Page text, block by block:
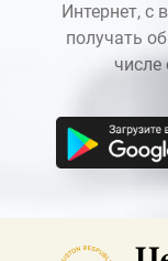
Интернет, с
получать
числе